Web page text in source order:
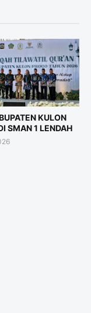
KULON
SMAN 1 LENDAH